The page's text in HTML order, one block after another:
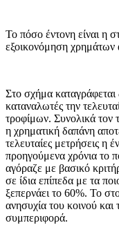
Το πόσο έντονη είναι η
εξοικονόμηση
Στο σχήμα καταγράφεται
καταναλωτές την
τροφίμων. Συνολικά τον
η χρηματική δαπάνη
τελευταίες μετρήσεις η
προηγούμενα χρόνια το
αγόραζε με βασικό
σε ίδια επίπεδα με τα
ξεπερνάει το 60%. Το
ανησυχία του κοινού
συμπεριφορά.